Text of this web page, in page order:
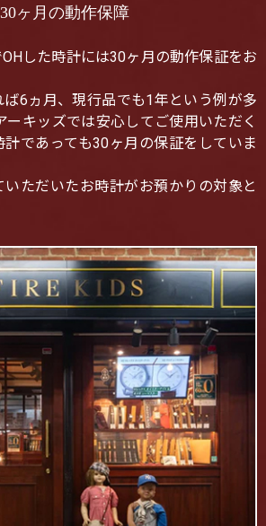
30ヶ月の動作保障
した時計には30ヶ月の動作保証をお
ば6ヵ月、現行品でも1年という例が多
ーキッズでは安心してご使用いただく
であっても30ヶ月の保証をしていま
ただいたお時計がお預かりの対象と